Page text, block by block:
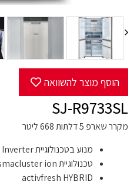
הוסף מוצר להשוואה
SJ-R9733SL
מקרר שארפ 5 דלתות 668 ליטר
מנוע בטכנולוגייתInverter
טכנולוגיית Plasmacluster ion
activfresh HYBRID